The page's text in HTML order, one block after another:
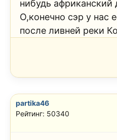
нибудь африканский
О,конечно сэр у нас
после ливней реки
partika46
Рейтинг: 50340